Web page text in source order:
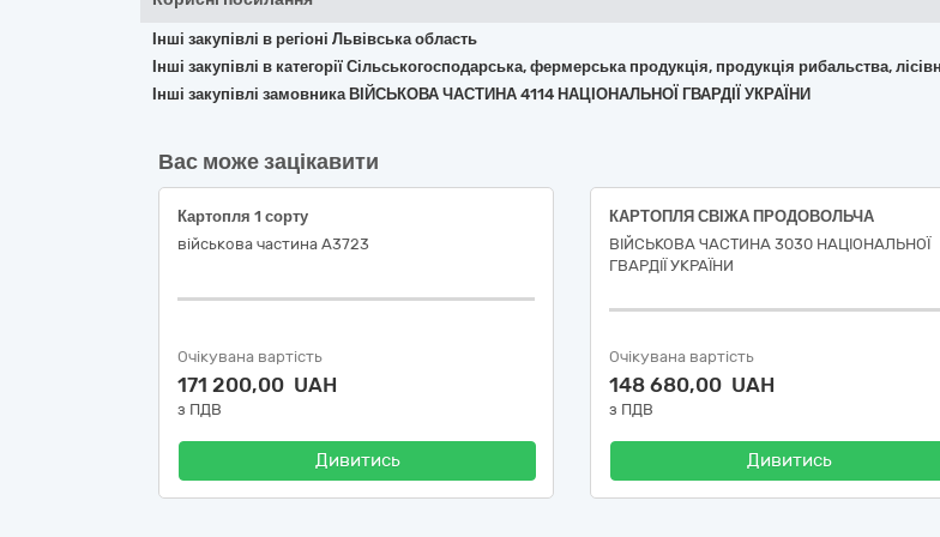
Інші закупівлі в регіоні Львівська область
Інші закупівлі в категорії Сільськогосподарська, фермерська продукція, продукція рибальства,
Інші закупівлі замовника ВІЙСЬКОВА ЧАСТИНА 4114 НАЦІОНАЛЬНОЇ ГВАРДІЇ УКРАЇНИ
Вас може зацікавити
Картопля 1 сорту
військова частина А3723
Очікувана вартість
171 200,00 UAH
з ПДВ
Дивитись
КАРТОПЛЯ СВІЖА ПРОДОВОЛЬЧА
ВІЙСЬКОВА ЧАСТИНА 3030 НАЦІОНАЛЬНОЇ
ГВАРДІЇ УКРАЇНИ
Очікувана вартість
148 680,00 UAH
з ПДВ
Дивитись